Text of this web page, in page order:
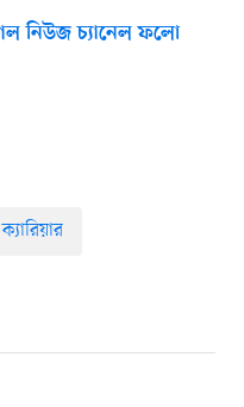
নিউজ চ্যানেল ফলো
ক্যারিয়ার